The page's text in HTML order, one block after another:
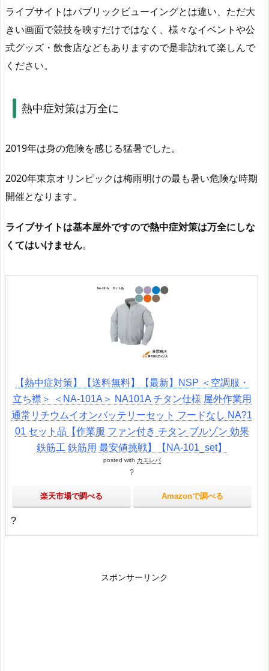
ライブサイトはパブリックビューイングとは違い、ただ大
きい画面で競技を映すだけではなく、様々なイベントや公
式グッズ・飲食店などもありますので是非訪れて楽しんで
ください。
熱中症対策は万全に
2019年は身の危険を感じる猛暑でした。
2020年東京オリンピックは梅雨明けの最も暑い危険な時期
開催となります。
ライブサイトは基本屋外ですので熱中症対策は万全にしな
くてはいけません。
【熱中症対策】【送料無料】【最新】NSP ＜空調服・
立ち襟＞ ＜NA-101A＞ NA101A チタン仕様 屋外作業用
通常リチウムイオンバッテリーセット フードなし NA?1
01 セット品【作業服 ファン付き チタン ブルゾン 効果
鉄筋工 鉄筋用 最安値挑戦】【NA-101_set】
posted with カエレバ
?
楽天市場で調べる Amazonで調べる
?
スポンサーリンク